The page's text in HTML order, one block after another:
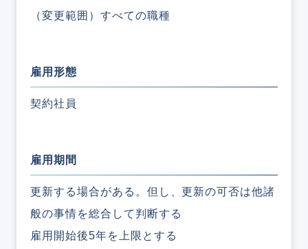
（変更範囲）すべての職種
雇用形態
契約社員
雇用期間
更新する場合がある。但し、更新の可否は他諸
般の事情を総合して判断する
雇用開始後5年を上限とする